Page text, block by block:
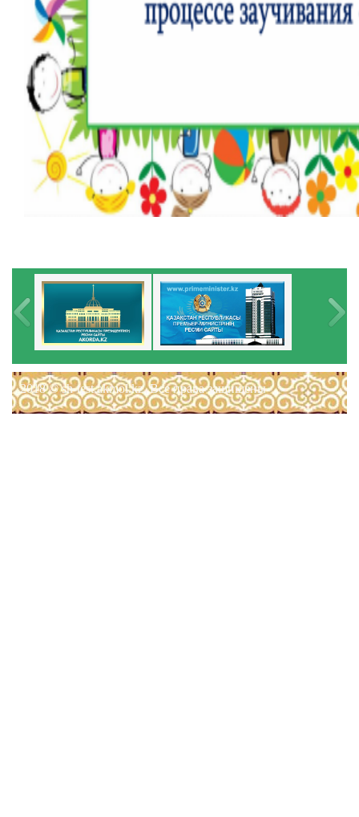
2018 © sh-test.akmol.kz. Все права защищены